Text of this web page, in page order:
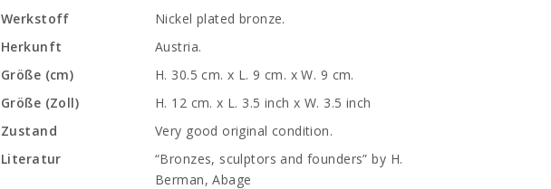
Werkstoff
Nickel plated bronze.
Herkunft
Austria.
Größe (cm)
H. 30.5 cm. x L. 9 cm. x W. 9 cm.
Größe (Zoll)
H. 12 cm. x L. 3.5 inch x W. 3.5 inch
Zustand
Very good original condition.
Literatur
“Bronzes, sculptors and founders” by H.
Berman, Abage